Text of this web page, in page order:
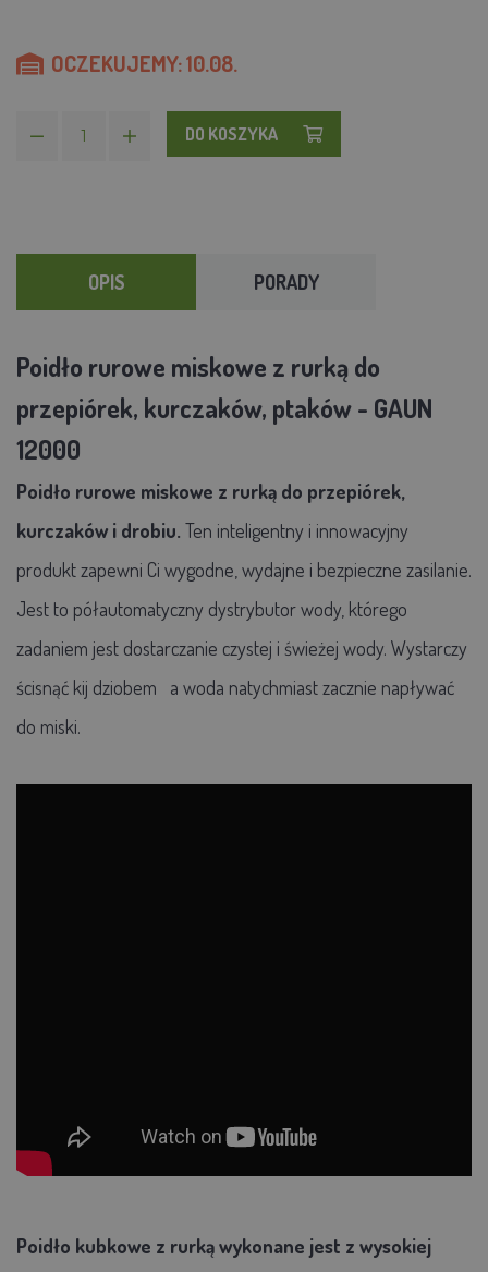
OCZEKUJEMY: 10.08.
DO KOSZYKA
OPIS PORADY
Poidło rurowe miskowe z rurką do
przepiórek, kurczaków, ptaków - GAUN
12000
Poidło rurowe miskowe z rurką do przepiórek,
kurczaków i drobiu. Ten inteligentny i innowacyjny
produkt zapewni Ci wygodne, wydajne i bezpieczne zasilanie.
Jest to półautomatyczny dystrybutor wody, którego
zadaniem jest dostarczanie czystej i świeżej wody. Wystarczy
ścisnąć kij dziobem
a woda natychmiast zacznie napływać
do miski.
Poidło kubkowe z rurką wykonane jest z wysokiej